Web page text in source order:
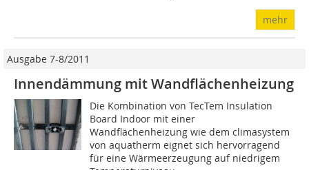
mehr
Ausgabe 7-8/2011
Innendämmung mit Wandflächenheizung
Die Kombination von TecTem Insulation
Board Indoor mit einer
Wandflächenheizung wie dem climasystem
von aquatherm eignet sich hervorragend
für eine Wärmeerzeugung auf niedrigem